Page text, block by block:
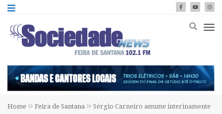
Home Feira de Santana
Sérgio Carneiro assume interinamente